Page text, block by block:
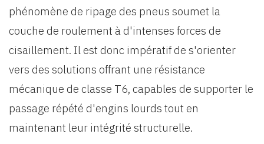
phénomène de ripage des pneus soumet la
couche de roulement à d'intenses forces de
cisaillement. Il est donc impératif de s'orienter
vers des solutions offrant une résistance
mécanique de classe T6, capables de supporter le
passage répété d'engins lourds tout en
maintenant leur intégrité structurelle.